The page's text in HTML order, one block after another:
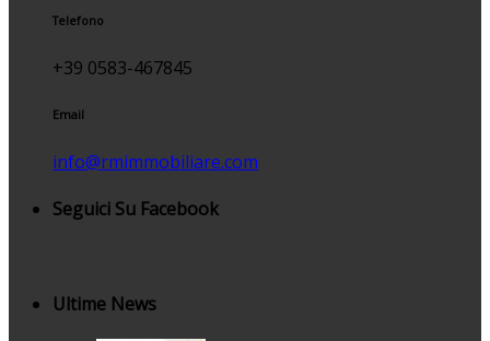
Telefono
+39 0583-467845
Email
info@rmimmobiliare.com
Seguici Su Facebook
Ultime News